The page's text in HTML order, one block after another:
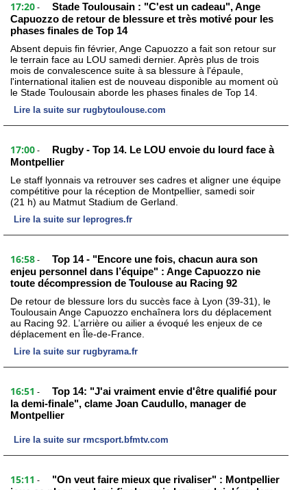
17:20 -
Stade Toulousain : "C'est un cadeau", Ange
Capuozzo de retour de blessure et très motivé pour les
phases finales de Top 14
Absent depuis fin février, Ange Capuozzo a fait son retour sur
le terrain face au LOU samedi dernier. Après plus de trois
mois de convalescence suite à sa blessure à l'épaule,
l'international italien est de nouveau disponible au moment où
le Stade Toulousain aborde les phases finales de Top 14.
Lire la suite sur rugbytoulouse.com
17:00 -
Rugby - Top 14. Le LOU envoie du lourd face à
Montpellier
Le staff lyonnais va retrouver ses cadres et aligner une équipe
compétitive pour la réception de Montpellier, samedi soir
(21 h) au Matmut Stadium de Gerland.
Lire la suite sur leprogres.fr
16:58 -
Top 14 - "Encore une fois, chacun aura son
enjeu personnel dans l’équipe" : Ange Capuozzo nie
toute décompression de Toulouse au Racing 92
De retour de blessure lors du succès face à Lyon (39-31), le
Toulousain Ange Capuozzo enchaînera lors du déplacement
au Racing 92. L’arrière ou ailier a évoqué les enjeux de ce
déplacement en Île-de-France.
Lire la suite sur rugbyrama.fr
16:51 -
Top 14: "J'ai vraiment envie d'être qualifié pour
la demi-finale", clame Joan Caudullo, manager de
Montpellier
Lire la suite sur rmcsport.bfmtv.com
15:11 -
"On veut faire mieux que rivaliser" : Montpellier